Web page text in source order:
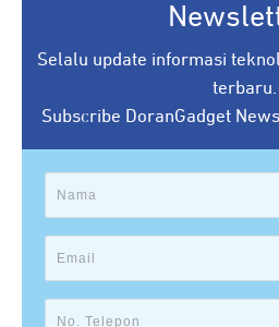
Selalu update informasi
terbaru.
Subscribe DoranGadget